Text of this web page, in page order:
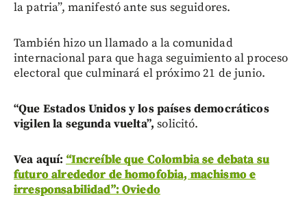
la patria”, manifestó ante sus seguidores.
También hizo un llamado a la comunidad
internacional para que haga seguimiento al proceso
electoral que culminará el próximo 21 de junio.
“Que Estados Unidos y los países democráticos
vigilen la segunda vuelta”, solicitó.
Vea aquí: “Increíble que Colombia se debata su
futuro alrededor de homofobia, machismo e
irresponsabilidad”: Oviedo